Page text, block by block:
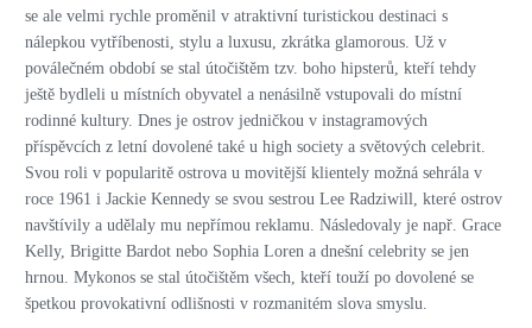
se ale velmi rychle proměnil v atraktivní turistickou destinaci s
nálepkou vytříbenosti, stylu a luxusu, zkrátka glamorous. Už v
poválečném období se stal útočištěm tzv. boho hipsterů, kteří tehdy
ještě bydleli u místních obyvatel a nenásilně vstupovali do místní
rodinné kultury. Dnes je ostrov jedničkou v instagramových
příspěvcích z letní dovolené také u high society a světových celebrit.
Svou roli v popularitě ostrova u movitější klientely možná sehrála v
roce 1961 i Jackie Kennedy se svou sestrou Lee Radziwill, které ostrov
navštívily a udělaly mu nepřímou reklamu. Následovaly je např. Grace
Kelly, Brigitte Bardot nebo Sophia Loren a dnešní celebrity se jen
hrnou. Mykonos se stal útočištěm všech, kteří touží po dovolené se
špetkou provokativní odlišnosti v rozmanitém slova smyslu.